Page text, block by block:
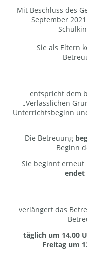
Mit Beschluss des
September
Sie als Eltern
entspricht dem
„Verlässlichen
Unterrichtsbeginn
Die Betreuung
Beginn
Sie beginnt
endet
verlängert das
täglich um 14.00
Freitag um